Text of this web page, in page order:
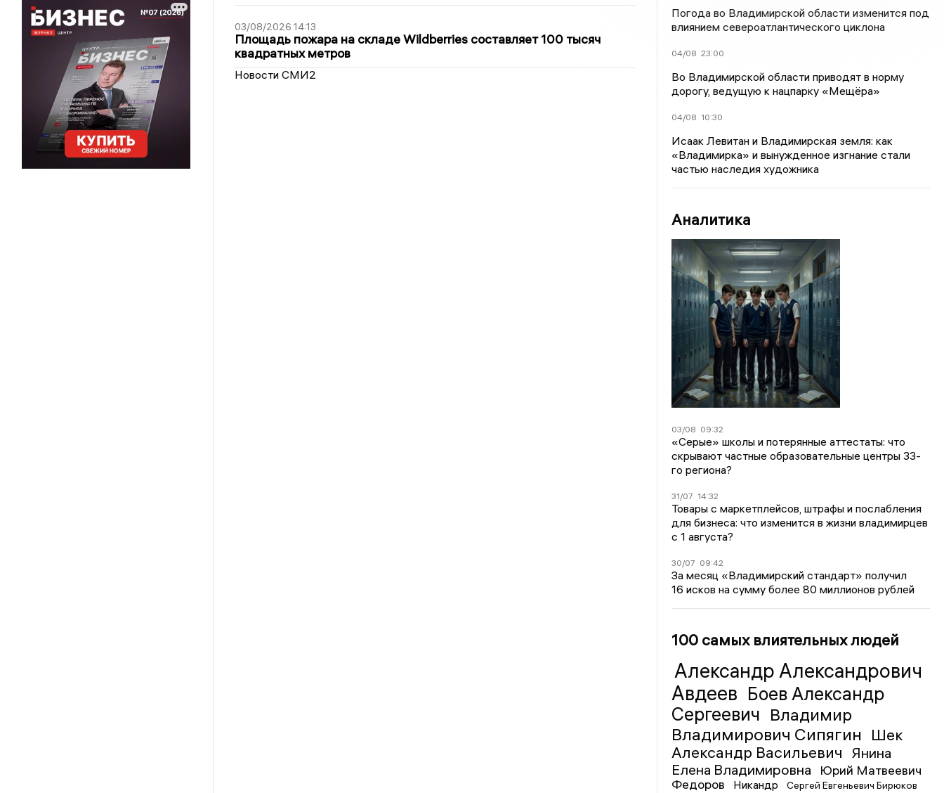
03/08/2026 14:13
Площадь пожара на складе Wildberries составляет 100 тысяч
квадратных метров
Новости СМИ2
Погода во Владимирской области изменится под
влиянием североатлантического циклона
04/08 23:00
Во Владимирской области приводят в норму
дорогу, ведущую к нацпарку «Мещёра»
04/08 10:30
Исаак Левитан и Владимирская земля: как
«Владимирка» и вынужденное изгнание стали
частью наследия художника
Аналитика
03/08 09:32
«Серые» школы и потерянные аттестаты: что
скрывают частные образовательные центры 33-
го региона?
31/07 14:32
Товары с маркетплейсов, штрафы и послабления
для бизнеса: что изменится в жизни владимирцев
с 1 августа?
30/07 09:42
За месяц «Владимирский стандарт» получил
16 исков на сумму более 80 миллионов рублей
100 самых влиятельных людей
Александр Александрович
Авдеев Боев Александр
Сергеевич Владимир
Владимирович Сипягин Шек
Александр Васильевич
Янина
Елена Владимировна
Юрий Матвеевич
Федоров
Никандр Сергей Евгеньевич Бирюков